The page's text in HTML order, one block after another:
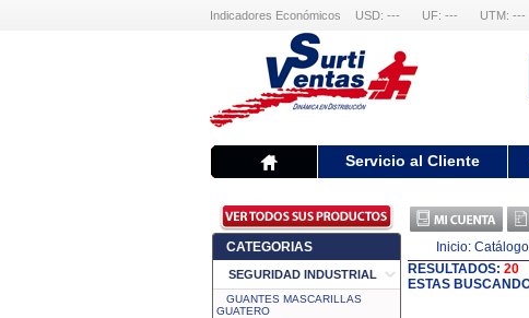
Indicadores Económicos USD: --- UF: --- UTM: ---
Servicio al Cliente
CATEGORIAS
SEGURIDAD INDUSTRIAL
GUANTES MASCARILLAS
GUATERO
Inicio: Catálogo
RESULTADOS: 20
ESTAS